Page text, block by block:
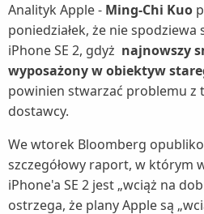
Analityk Apple - Ming-Chi Kuo
poniedziałek, że nie
iPhone SE 2, gdyż najnowszy
wyposażony w obiektyw
powinien stwarzać problemu z
dostawcy.
We wtorek Bloomberg
szczegółowy raport, w którym
iPhone'a SE 2 jest „wciąż na
ostrzega, że ​​plany Apple są